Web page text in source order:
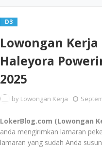
D3
Lowongan Kerja
Haleyora
2025
by Lowongan Kerja
LokerBlog.com (Lowongan
anda mengirimkan lamaran
lamaran yang sudah Anda